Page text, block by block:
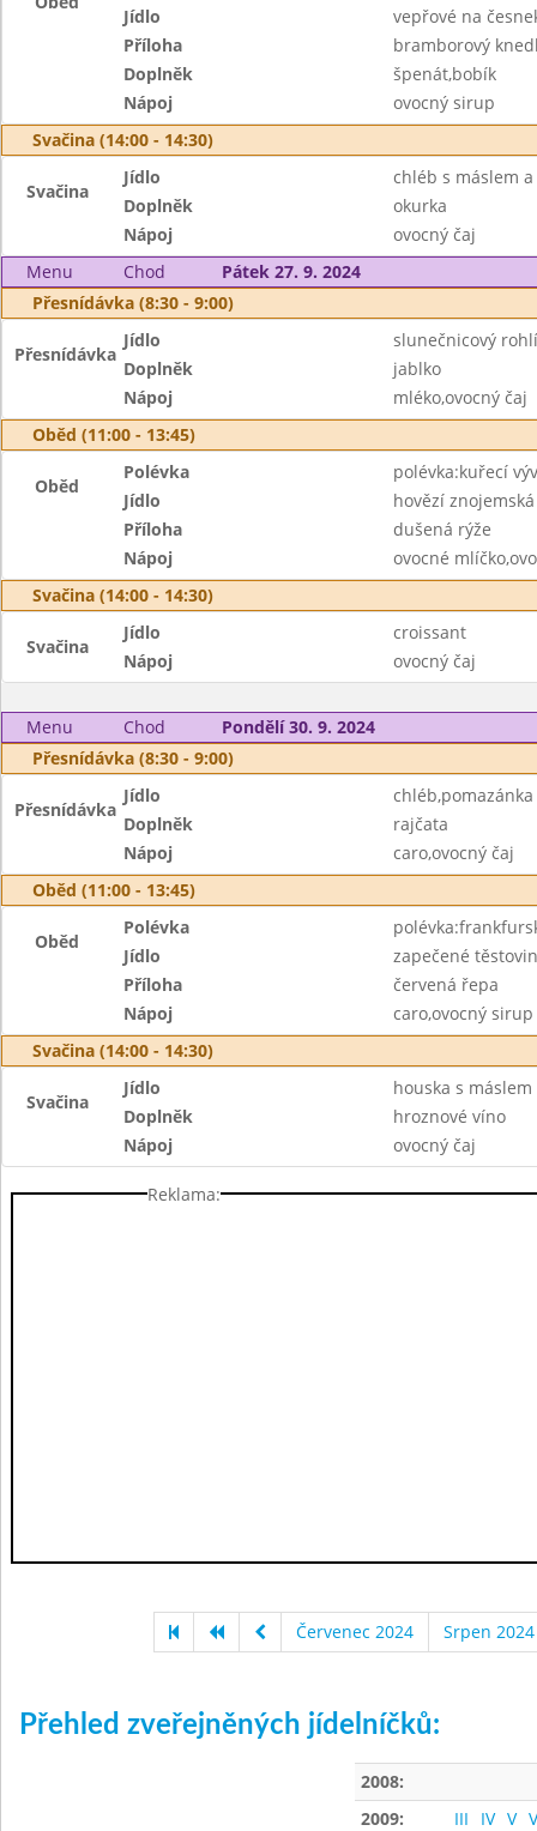
Jídlo
vepřové na
Příloha
bramborový
Doplněk
špenát,bobík
Nápoj
ovocný sirup
Svačina (14:00 - 14:30)
Svačina
Jídlo
chléb s máslem
Doplněk
okurka
Nápoj
ovocný čaj
Menu
Chod
Pátek 27. 9. 2024
Přesnídávka (8:30 - 9:00)
Přesnídávka
Jídlo
slunečnicový
Doplněk
jablko
Nápoj
mléko,ovocný čaj
Oběd (11:00 - 13:45)
Oběd
Polévka
polévka:kuřecí
Jídlo
hovězí
Příloha
dušená rýže
Nápoj
ovocné
Svačina (14:00 - 14:30)
Svačina
Jídlo
croissant
Nápoj
ovocný čaj
Menu Chod
Pondělí 30. 9. 2024
Přesnídávka (8:30 - 9:00)
Přesnídávka
Jídlo
Doplněk
rajčata
Nápoj
caro,ovocný čaj
Oběd (11:00 - 13:45)
Oběd
Polévka
Jídlo
zapečené
Příloha
červená řepa
Nápoj
caro,ovocný sirup
Svačina (14:00 - 14:30)
Svačina
Jídlo
houska s máslem
Doplněk
hroznové víno
Nápoj
ovocný čaj
Reklama:
Červenec 2024 Srpen 2024
Přehled zveřejněných jídelníčků:
2008:
2009:
III IV V